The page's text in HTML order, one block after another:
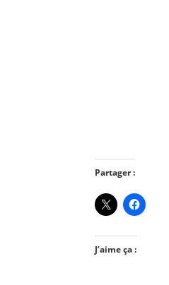
Partager :
J’aime ça :